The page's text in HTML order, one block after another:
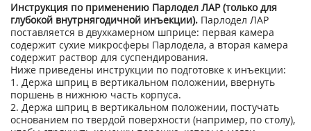
Инструкция по применению Парлодел ЛАР (только для
глубокой внутрнягодичной инъекции). Парлодел ЛАР
поставляется в двухкамерном шприце: первая камера
содержит сухие микросферы Парлодела, а вторая камера
содержит раствор для суспендирования.
Ниже приведены инструкции по подготовке к инъекции:
1. Держа шприц в вертикальном положении, ввернуть
поршень в нижнюю часть корпуса.
2. Держа шприц в вертикальном положении, постучать
основанием по твердой поверхности (например, по столу),